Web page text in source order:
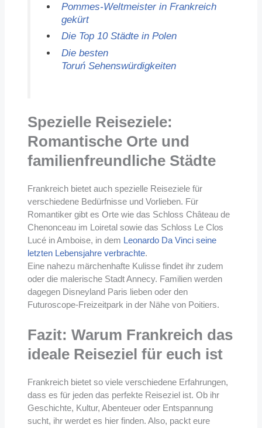
Pommes-Weltmeister in Frankreich
gekürt
Die Top 10 Städte in Polen
Die besten
Toruń Sehenswürdigkeiten
Spezielle Reiseziele:
Romantische Orte und
familienfreundliche Städte
Frankreich bietet auch spezielle Reiseziele für
verschiedene Bedürfnisse und Vorlieben. Für
Romantiker gibt es Orte wie das Schloss Château de
Chenonceau im Loiretal sowie das Schloss Le Clos
Lucé in Amboise, in dem Leonardo Da Vinci seine
letzten Lebensjahre verbrachte.
Eine nahezu märchenhafte Kulisse findet ihr zudem
oder die malerische Stadt Annecy. Familien werden
dagegen Disneyland Paris lieben oder den
Futuroscope-Freizeitpark in der Nähe von Poitiers.
Fazit: Warum Frankreich das
ideale Reiseziel für euch ist
Frankreich bietet so viele verschiedene Erfahrungen,
dass es für jeden das perfekte Reiseziel ist. Ob ihr
Geschichte, Kultur, Abenteuer oder Entspannung
sucht, ihr werdet es hier finden. Also, packt eure